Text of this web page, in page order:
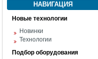
НАВИГАЦИЯ
Новые технологии
Новинки
Технологии
Подбор оборудования